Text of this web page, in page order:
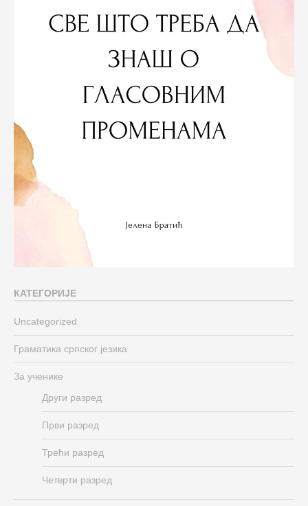
КАТЕГОРИЈЕ
Uncategorized
Граматика српског језика
За ученике
Други разред
Први разред
Трећи разред
Четврти разред